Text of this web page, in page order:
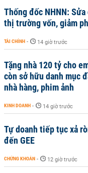
Thống đốc NHNN:
thị trường vốn, giảm
TÀI CHÍNH - 14 giờ trước
Tặng nhà 120 tỷ cho
còn sở hữu danh mục
nhà hàng, phim ảnh
KINH DOANH - 14 giờ trước
Tự doanh tiếp tục xả
đến GEE
CHỨNG KHOÁN - 12 giờ trước